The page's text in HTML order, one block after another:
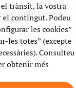
No Comercial -
de galetesContacte
trànsit, la vostra
el contingut. Podeu
les cookies”
les totes” (excepte
Consulteu
obtenir més